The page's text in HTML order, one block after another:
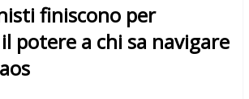
finiscono per
potere a chi sa navigare